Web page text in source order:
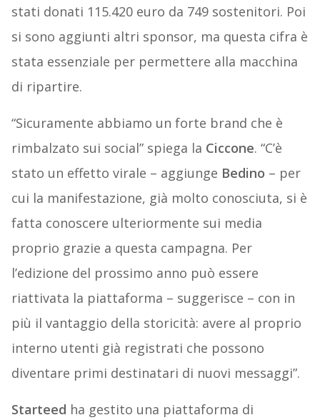
stati donati 115.420 euro da 749 sostenitori. Poi
si sono aggiunti altri sponsor, ma questa cifra è
stata essenziale per permettere alla macchina
di ripartire.
“Sicuramente abbiamo un forte brand che è
rimbalzato sui social” spiega la Ciccone. “C’è
stato un effetto virale – aggiunge Bedino – per
cui la manifestazione, già molto conosciuta, si è
fatta conoscere ulteriormente sui media
proprio grazie a questa campagna. Per
l’edizione del prossimo anno può essere
riattivata la piattaforma – suggerisce – con in
più il vantaggio della storicità: avere al proprio
interno utenti già registrati che possono
diventare primi destinatari di nuovi messaggi”.
Starteed ha gestito una piattaforma di